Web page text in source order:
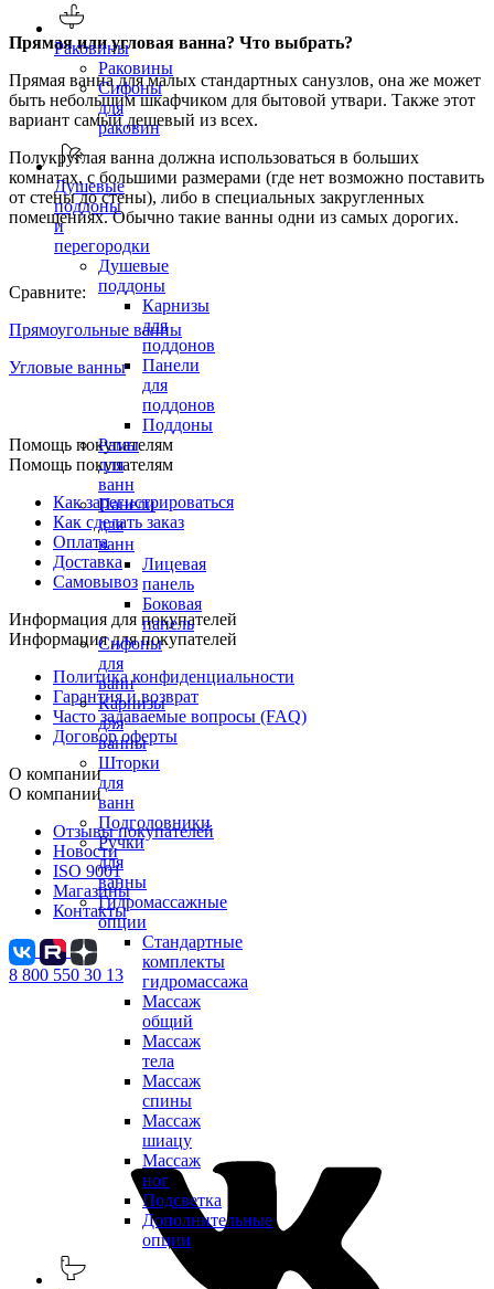
Раковины
Раковины
Сифоны
для
раковин
Душевые
поддоны
и
перегородки
Душевые
поддоны
Карнизы
для
поддонов
Панели
для
поддонов
Поддоны
Рамы
для
ванн
Панели
для
ванн
Лицевая
панель
Боковая
панель
Сифоны
для
ванн
Карнизы
для
ванны
Шторки
для
ванн
Подголовники
Ручки
для
ванны
Гидромассажные
опции
Стандартные
комплекты
гидромассажа
Массаж
общий
Массаж
тела
Массаж
спины
Массаж
шиацу
Массаж
ног
Подсветка
Дополнительные
опции
Прямая или угловая ванна? Что выбрать?
Прямая ванна для малых стандартных санузлов, она же может
быть небольшим шкафчиком для бытовой утвари. Также этот
вариант самый дешевый из всех.
Полукруглая ванна должна использоваться в больших
комнатах, с большими размерами (где нет возможно поставить
от стены до стены), либо в специальных закругленных
помещениях. Обычно такие ванны одни из самых дорогих.
Сравните:
Прямоугольные ванны
Угловые ванны
Помощь покупателям
Помощь покупателям
Как зарегистрироваться
Как сделать заказ
Оплата
Доставка
Самовывоз
Информация для покупателей
Информация для покупателей
Политика конфиденциальности
Гарантия и возврат
Часто задаваемые вопросы (FAQ)
Договор оферты
О компании
О компании
Отзывы покупателей
Новости
ISO 9001
Магазины
Контакты
8 800 550 30 13